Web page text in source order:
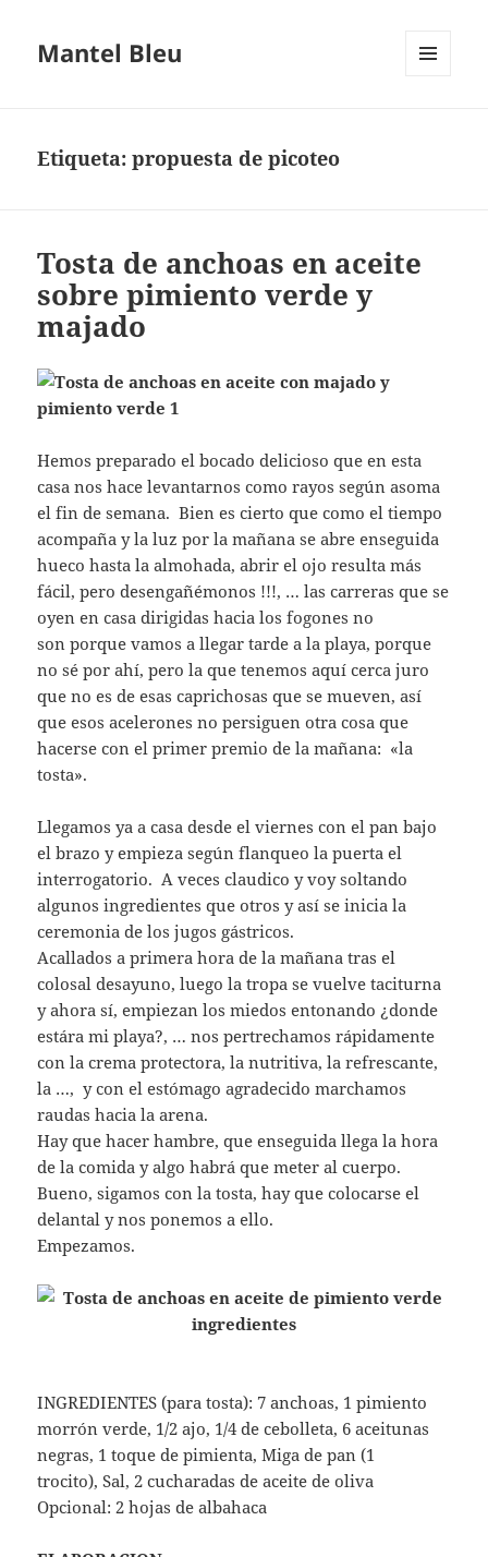
Mantel Bleu
Etiqueta:propuesta de picoteo
Tosta de anchoas en aceite
sobre pimiento verde y
majado
Hemos preparado el bocado delicioso que en esta
casa nos hace levantarnos como rayos según asoma
el fin de semana. Bien es cierto que como el tiempo
acompaña y la luz por la mañana se abre enseguida
hueco hasta la almohada, abrir el ojo resulta más
fácil, pero desengañémonos !!!, … las carreras que se
oyen en casa dirigidas hacia los fogones no
son porque vamos a llegar tarde a la playa, porque
no sé por ahí, pero la que tenemos aquí cerca juro
que no es de esas caprichosas que se mueven, así
que esos acelerones no persiguen otra cosa que
hacerse con el primer premio de la mañana: «la
tosta».
Llegamos ya a casa desde el viernes con el pan bajo
el brazo y empieza según flanqueo la puerta el
interrogatorio. A veces claudico y voy soltando
algunos ingredientes que otros y así se inicia la
ceremonia de los jugos gástricos.
Acallados a primera hora de la mañana tras el
colosal desayuno, luego la tropa se vuelve taciturna
y ahora sí, empiezan los miedos entonando ¿donde
estára mi playa?, … nos pertrechamos rápidamente
con la crema protectora, la nutritiva, la refrescante,
la …, y con el estómago agradecido marchamos
raudas hacia la arena.
Hay que hacer hambre, que enseguida llega la hora
de la comida y algo habrá que meter al cuerpo.
Bueno, sigamos con la tosta, hay que colocarse el
delantal y nos ponemos a ello.
Empezamos.
INGREDIENTES (para tosta): 7 anchoas, 1 pimiento
morrón verde, 1/2 ajo, 1/4 de cebolleta, 6 aceitunas
negras, 1 toque de pimienta, Miga de pan (1
trocito), Sal, 2 cucharadas de aceite de oliva
Opcional: 2 hojas de albahaca